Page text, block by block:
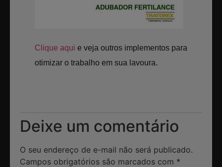
Clique aqui e veja outros implementos para
otimizar o trabalho em sua lavoura.
Deixe um comentário
O seu endereço de e-mail não será publicado.
Campos obrigatórios são marcados com *